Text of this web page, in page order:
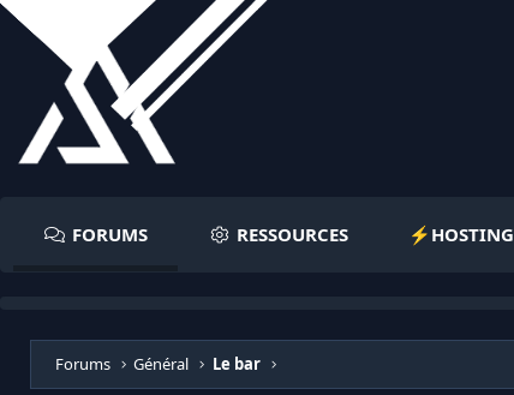
FORUMS RESSOURCES ⚡️HOSTING
Forums Général Le bar